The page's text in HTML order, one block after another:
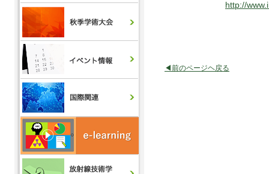
http://
◀前のページヘ戻る